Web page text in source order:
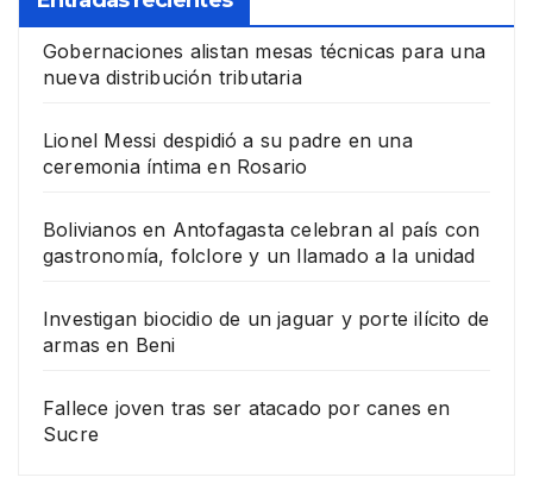
Gobernaciones alistan mesas técnicas para una
nueva distribución tributaria
Lionel Messi despidió a su padre en una
ceremonia íntima en Rosario
Bolivianos en Antofagasta celebran al país con
gastronomía, folclore y un llamado a la unidad
Investigan biocidio de un jaguar y porte ilícito de
armas en Beni
Fallece joven tras ser atacado por canes en
Sucre